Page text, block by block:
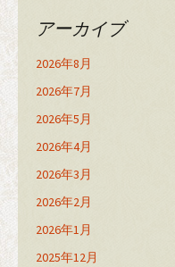
アーカイブ
2026年8月
2026年7月
2026年5月
2026年4月
2026年3月
2026年2月
2026年1月
2025年12月